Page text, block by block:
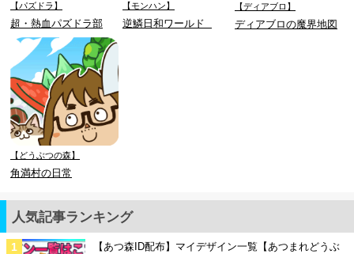
【パズドラ】
超・熱血パズドラ部
【モンハン】
逆鱗日和ワールド
【ディアブロ】
ディアブロの魔界地図
【どうぶつの森】
角満村の日常
人気記事ランキング
【あつ森ID配布】マイデザイン一覧【あつまれどうぶ